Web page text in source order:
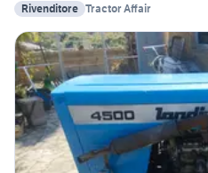
Rivenditore Tractor Affair